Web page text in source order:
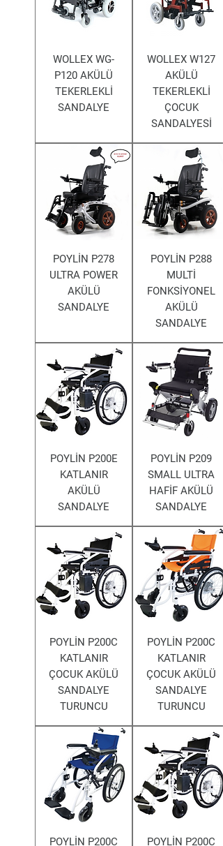
WOLLEX W127
AKÜLÜ
TEKERLEKLİ
ÇOCUK
SANDALYESİ
WOLLEX WG-
P120 AKÜLÜ
TEKERLEKLİ
SANDALYE
POYLİN P288
MULTİ
FONKSİYONEL
AKÜLÜ
SANDALYE
POYLİN P278
ULTRA POWER
AKÜLÜ
SANDALYE
POYLİN P209
SMALL ULTRA
HAFİF AKÜLÜ
SANDALYE
POYLİN P200E
KATLANIR
AKÜLÜ
SANDALYE
POYLİN P200C
KATLANIR
ÇOCUK AKÜLÜ
SANDALYE
TURUNCU
POYLİN P200C
KATLANIR
ÇOCUK AKÜLÜ
SANDALYE
TURUNCU
POYLİN P200C
POYLİN P200C